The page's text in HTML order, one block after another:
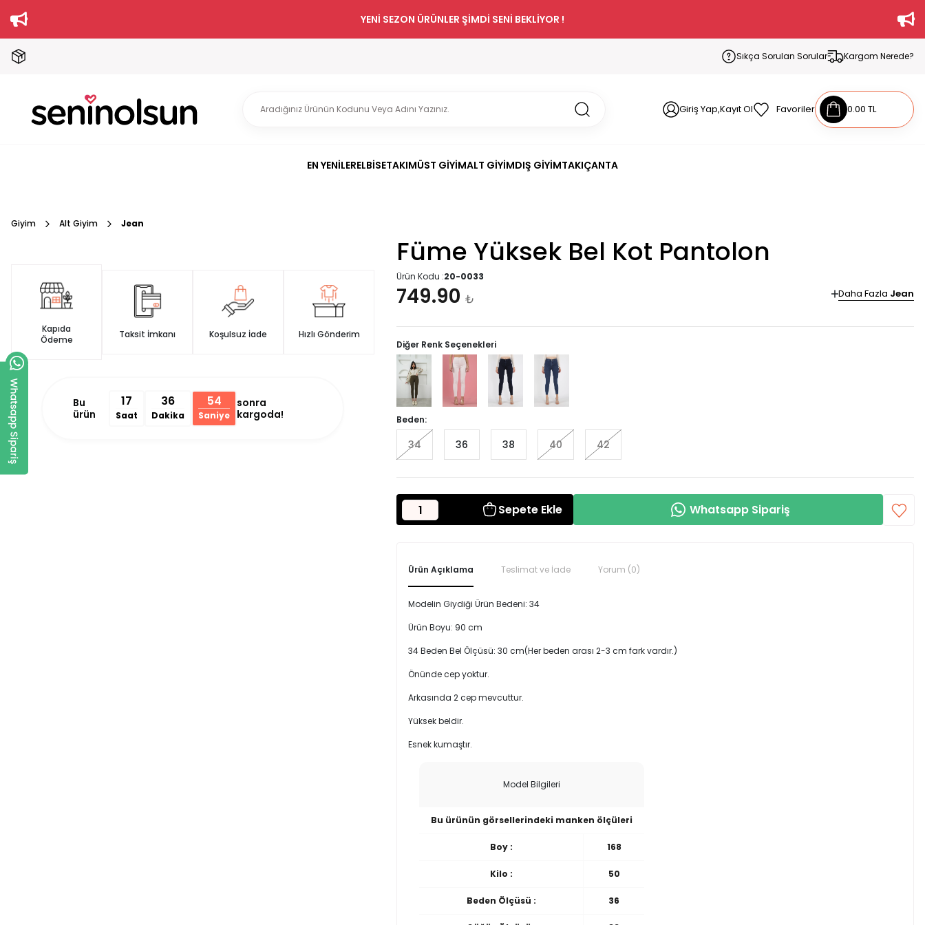
YENİ SEZON ÜRÜNLER ŞİMDİ SENİ BEKLİYOR !
Sıkça Sorulan Sorular Kargom Nerede?
Giriş Yap,Kayıt Ol Favoriler 0.00 TL
EN YENİLERELBİSETAKIMÜST GİYİMALT GİYİMDIŞ GİYİMTAKIÇANTA
Giyim Alt Giyim Jean
Kapıda
Ödeme
Taksit İmkanı Koşulsuz İade Hızlı Gönderim
Bu
ürün
17
Saat
36
Dakika
53
Saniye
sonra
kargoda!
Füme Yüksek Bel Kot Pantolon
Ürün Kodu :20-0033
749.90 ₺ Daha Fazla Jean
Diğer Renk Seçenekleri
Beden:
34 36 38 40 42
Sepete Ekle Whatsapp Sipariş
Ürün Açıklama Teslimat ve İade Yorum (0)
Modelin Giydiği Ürün Bedeni: 34
Ürün Boyu: 90 cm
34 Beden Bel Ölçüsü: 30 cm(Her beden arası 2-3 cm fark vardır.)
Önünde cep yoktur.
Arkasında 2 cep mevcuttur.
Yüksek beldir.
Esnek kumaştır.
Model Bilgileri
Bu ürünün görsellerindeki manken ölçüleri
Boy : 168
Kilo : 50
Beden Ölçüsü : 36